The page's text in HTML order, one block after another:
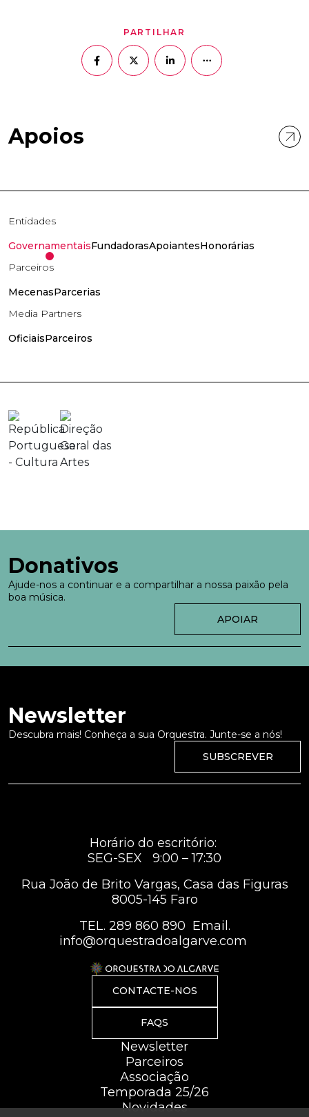
PARTILHAR
Apoios
Entidades
GovernamentaisFundadorasApoiantesHonorárias
Parceiros
MecenasParcerias
Media Partners
OficiaisParceiros
Donativos
Ajude-nos a continuar e a compartilhar a nossa paixão pela
boa música.
APOIAR
Newsletter
Descubra mais! Conheça a sua Orquestra. Junte-se a nós!
SUBSCREVER
Horário do escritório:
SEG-SEX 9:00 – 17:30
Rua João de Brito Vargas, Casa das Figuras
8005-145 Faro
TEL. 289 860 890 Email.
info@orquestradoalgarve.com
CONTACTE-NOS
FAQS
Newsletter
Parceiros
Associação
Temporada 25/26
Novidades